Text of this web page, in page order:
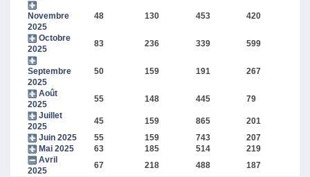
Novembre
2025
48 130 453 420
Octobre
2025
83 236 339 599
Septembre
2025
50 159 191 267
Août
2025
55 148 445 79
Juillet
2025
45 159 865 201
Juin 2025
55 159 743 207
Mai 2025
63 185 514 219
Avril
2025
67 218 488 187